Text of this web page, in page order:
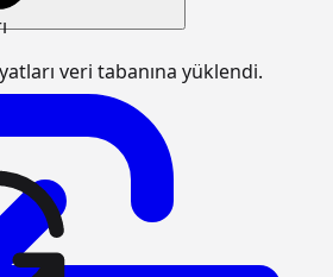
veri tabanına yüklendi.